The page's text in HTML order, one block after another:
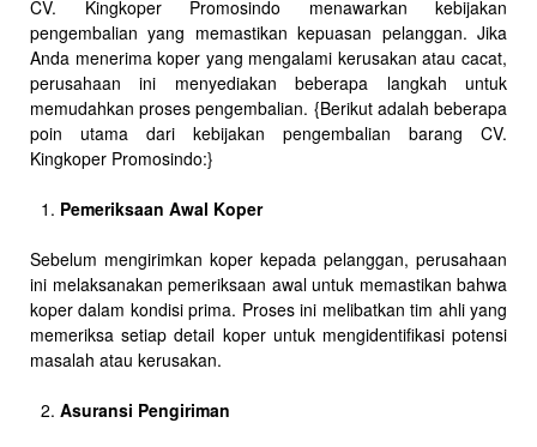
CV. Kingkoper Promosindo menawarkan kebijakan
pengembalian yang memastikan kepuasan pelanggan. Jika
Anda menerima koper yang mengalami kerusakan atau cacat,
perusahaan ini menyediakan beberapa langkah untuk
memudahkan proses pengembalian. {Berikut adalah beberapa
poin utama dari kebijakan pengembalian barang CV.
Kingkoper Promosindo:}
Pemeriksaan Awal Koper
Sebelum mengirimkan koper kepada pelanggan, perusahaan
ini melaksanakan pemeriksaan awal untuk memastikan bahwa
koper dalam kondisi prima. Proses ini melibatkan tim ahli yang
memeriksa setiap detail koper untuk mengidentifikasi potensi
masalah atau kerusakan.
Asuransi Pengiriman